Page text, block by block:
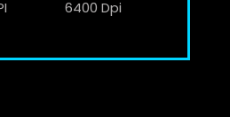
6400 Dpi